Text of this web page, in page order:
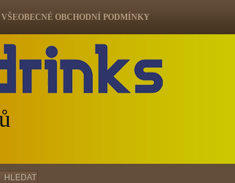
VŠEOBECNÉ OBCHODNÍ PODMÍNKY
HLEDAT